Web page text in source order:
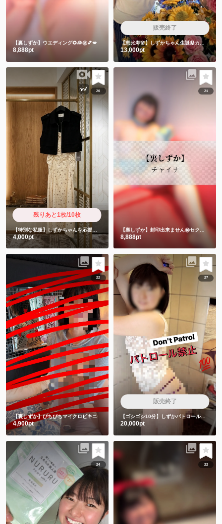
【裏しずか】ウエディング🌻👰㊙️💕💋
8,888pt
販売終了
【恵比寿🌸】しずかちゃん生誕祭カラオケ会🎤飲み放題付き
13,000pt
20
残りあと1枚/10枚
【特別な私服】しずかちゃんを応援したい人限定
4,000pt
21
8,888pt
22
【裏しずか】ぴちぴちマイクロビキニ
4,900pt
27
販売終了
【ゴシゴシ10分】しずかパトロール隊は絶対みちゃダメです🙅
20,000pt
24 22